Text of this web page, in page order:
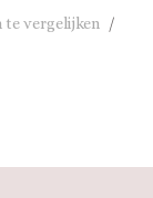
te vergelijken
/